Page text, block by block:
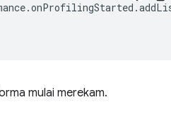
.onProfilingStarted .
mulai merekam.